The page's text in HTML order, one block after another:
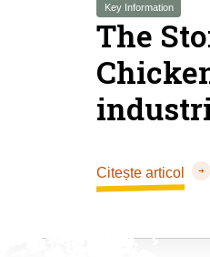
Key Information
The
Citește articol